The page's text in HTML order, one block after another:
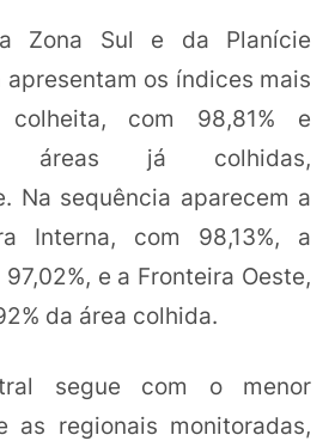
Zona Sul e da Planície
apresentam os índices mais
colheita, com 98,81% e
áreas já colhidas,
Na sequência aparecem a
Interna, com 98,13%, a
e a Fronteira Oeste,
da área colhida.
segue com o menor
as regionais monitoradas,